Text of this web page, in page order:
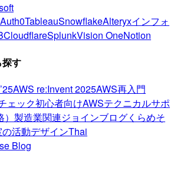
Auth0TableauSnowflakeAlteryxインフォ
CloudflareSplunkVision OneNotion
す
AWS re:Invent 2025AWS再入門
ェック初心者向けAWSテクニカルサポ
製造業関連ジョインブログくらめそ
活動デザインThai
Blog